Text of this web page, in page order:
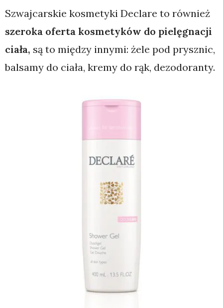
Szwajcarskie kosmetyki Declare to również
szeroka oferta kosmetyków do pielęgnacji
ciała, są to między innymi: żele pod prysznic,
balsamy do ciała, kremy do rąk, dezodoranty.